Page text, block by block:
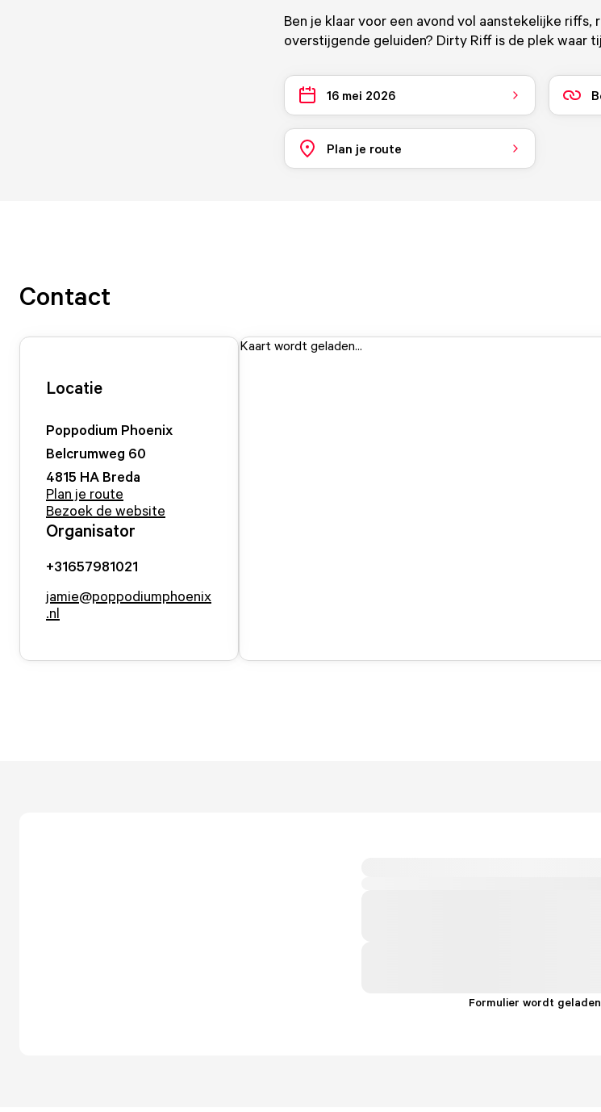
Ben je klaar voor een avond vol aanstekelijke riffs,
overstijgende geluiden? Dirty Riff is de plek waar
16 mei 2026
Plan je route
Contact
Locatie
Poppodium Phoenix
Belcrumweg 60
4815 HA Breda
Plan je route
Bezoek de website
Organisator
+31657981021
jamie@poppodiumphoenix
.nl
Kaart wordt geladen...
Formulier wordt